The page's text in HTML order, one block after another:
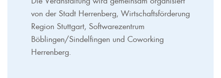
von der Stadt Herrenberg, Wirtschaftsförderung
Region Stuttgart, Softwarezentrum
Böblingen/Sindelfingen und Coworking
Herrenberg.